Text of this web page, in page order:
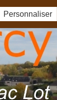
Personnaliser